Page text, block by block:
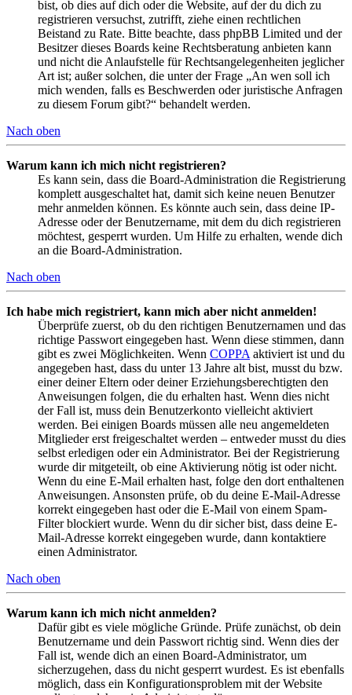
bist, ob dies auf dich oder die Website, auf der du dich zu
registrieren versuchst, zutrifft, ziehe einen rechtlichen
Beistand zu Rate. Bitte beachte, dass phpBB Limited und der
Besitzer dieses Boards keine Rechtsberatung anbieten kann
und nicht die Anlaufstelle für Rechtsangelegenheiten jeglicher
Art ist; außer solchen, die unter der Frage „An wen soll ich
mich wenden, falls es Beschwerden oder juristische Anfragen
zu diesem Forum gibt?“ behandelt werden.
Nach oben
Warum kann ich mich nicht registrieren?
Es kann sein, dass die Board-Administration die Registrierung
komplett ausgeschaltet hat, damit sich keine neuen Benutzer
mehr anmelden können. Es könnte auch sein, dass deine IP-
Adresse oder der Benutzername, mit dem du dich registrieren
möchtest, gesperrt wurden. Um Hilfe zu erhalten, wende dich
an die Board-Administration.
Nach oben
Ich habe mich registriert, kann mich aber nicht anmelden!
Überprüfe zuerst, ob du den richtigen Benutzernamen und das
richtige Passwort eingegeben hast. Wenn diese stimmen, dann
gibt es zwei Möglichkeiten. Wenn COPPA aktiviert ist und du
angegeben hast, dass du unter 13 Jahre alt bist, musst du bzw.
einer deiner Eltern oder deiner Erziehungsberechtigten den
Anweisungen folgen, die du erhalten hast. Wenn dies nicht
der Fall ist, muss dein Benutzerkonto vielleicht aktiviert
werden. Bei einigen Boards müssen alle neu angemeldeten
Mitglieder erst freigeschaltet werden – entweder musst du dies
selbst erledigen oder ein Administrator. Bei der Registrierung
wurde dir mitgeteilt, ob eine Aktivierung nötig ist oder nicht.
Wenn du eine E-Mail erhalten hast, folge den dort enthaltenen
Anweisungen. Ansonsten prüfe, ob du deine E-Mail-Adresse
korrekt eingegeben hast oder die E-Mail von einem Spam-
Filter blockiert wurde. Wenn du dir sicher bist, dass deine E-
Mail-Adresse korrekt eingegeben wurde, dann kontaktiere
einen Administrator.
Nach oben
Warum kann ich mich nicht anmelden?
Dafür gibt es viele mögliche Gründe. Prüfe zunächst, ob dein
Benutzername und dein Passwort richtig sind. Wenn dies der
Fall ist, wende dich an einen Board-Administrator, um
sicherzugehen, dass du nicht gesperrt wurdest. Es ist ebenfalls
möglich, dass ein Konfigurationsproblem mit der Website